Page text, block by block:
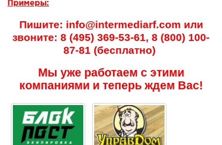
Примеры:
Пишите: info@intermediarf.com или
звоните: 8 (495) 369-53-61, 8 (800) 100-
87-81 (бесплатно)
Мы уже работаем с этими
компаниями и теперь ждем Вас!